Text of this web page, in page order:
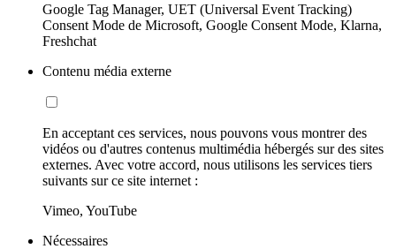
Google Tag Manager, UET (Universal Event Tracking)
Consent Mode de Microsoft, Google Consent Mode, Klarna,
Freshchat
Contenu média externe
En acceptant ces services, nous pouvons vous montrer des
vidéos ou d'autres contenus multimédia hébergés sur des sites
externes. Avec votre accord, nous utilisons les services tiers
suivants sur ce site internet :
Vimeo, YouTube
Nécessaires